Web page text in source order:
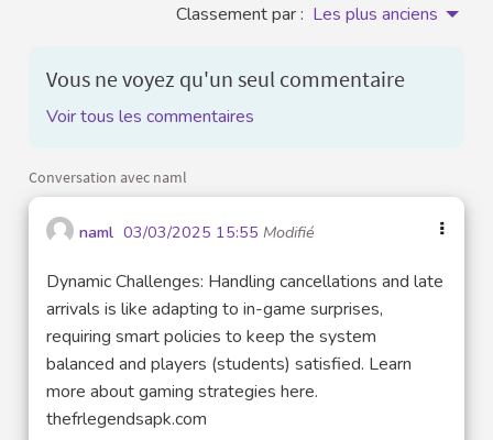
Classement par : Les plus anciens
Vous ne voyez qu'un seul commentaire
Voir tous les commentaires
Conversation avec naml
naml 03/03/2025 15:55 Modifié
Dynamic Challenges: Handling cancellations and late
arrivals is like adapting to in-game surprises,
requiring smart policies to keep the system
balanced and players (students) satisfied. Learn
more about gaming strategies here.
thefrlegendsapk.com